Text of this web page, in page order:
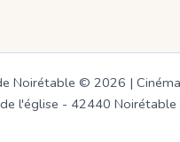
Noirétable © 2026 |
l'église - 42440 Noirétable